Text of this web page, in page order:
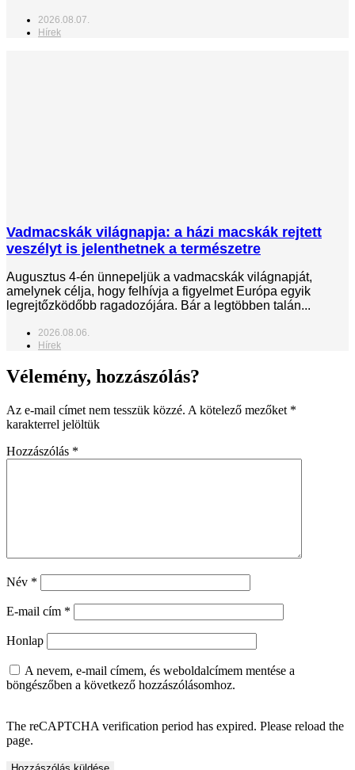
2026.08.07.
Hírek
Vadmacskák világnapja: a házi macskák rejtett
veszélyt is jelenthetnek a természetre
Augusztus 4-én ünnepeljük a vadmacskák világnapját,
amelynek célja, hogy felhívja a figyelmet Európa egyik
legrejtőzködőbb ragadozójára. Bár a legtöbben talán...
2026.08.06.
Hírek
Vélemény, hozzászólás?
Az e-mail címet nem tesszük közzé. A kötelező mezőket *
karakterrel jelöltük
Hozzászólás *
Név *
E-mail cím *
Honlap
A nevem, e-mail címem, és weboldalcímem mentése a
böngészőben a következő hozzászólásomhoz.
The reCAPTCHA verification period has expired. Please reload the
page.